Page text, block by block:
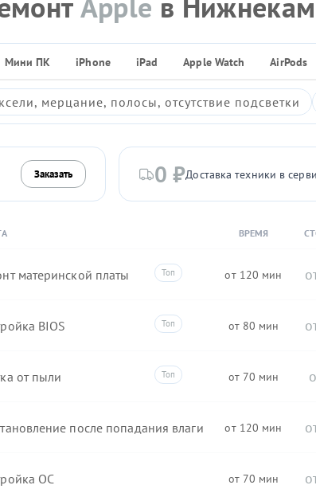
Мини ПК iPhone iPad Apple Watch AirPods
мерцание, полосы, отсутствие подсветки
Заказать 0 ₽Доставка техники в
ВРЕМЯ
материнской платы 120
BIOS 80
от пыли 70
после попадания влаги 120
ОС 70